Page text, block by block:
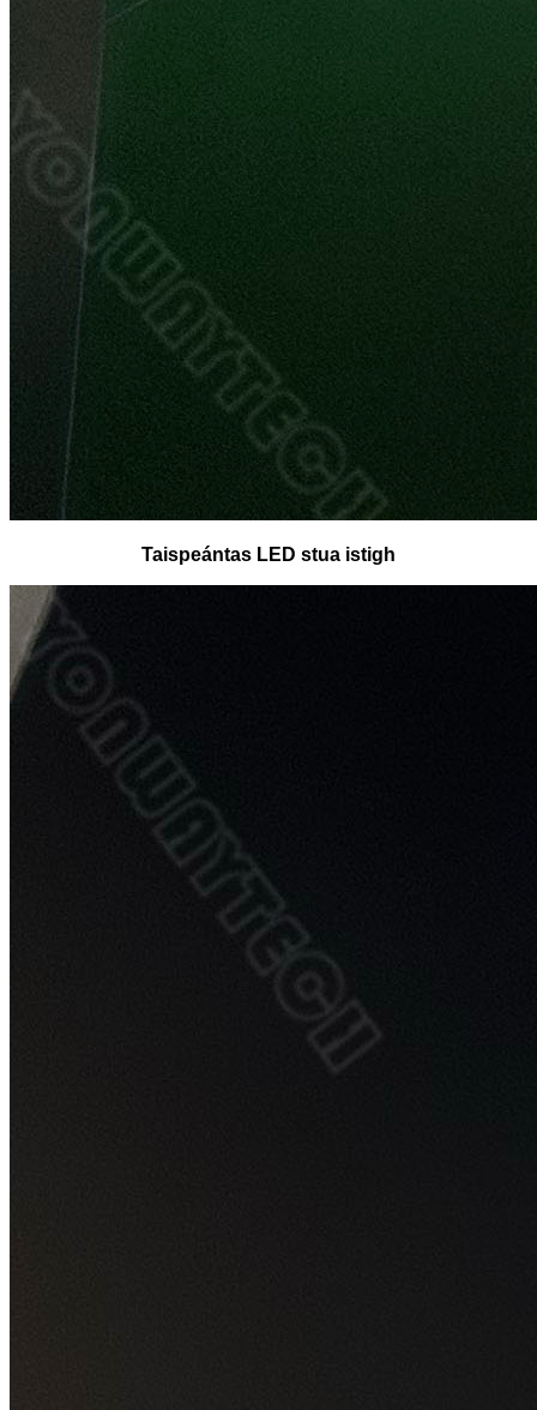
Taispeántas LED stua istigh